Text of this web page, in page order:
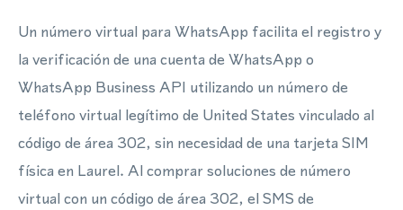
Un número virtual para WhatsApp facilita el registro y
la verificación de una cuenta de WhatsApp o
WhatsApp Business API utilizando un número de
teléfono virtual legítimo de United States vinculado al
código de área 302, sin necesidad de una tarjeta SIM
física en Laurel. Al comprar soluciones de número
virtual con un código de área 302, el SMS de